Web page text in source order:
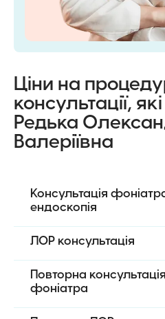
Ціни на
консультації,
Редька
Валеріївна
Консультація
ендоскопія
ЛОР консультація
Повторна консультація
фоніатра